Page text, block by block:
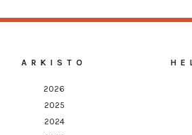
ARKISTO
2026
2025
2024